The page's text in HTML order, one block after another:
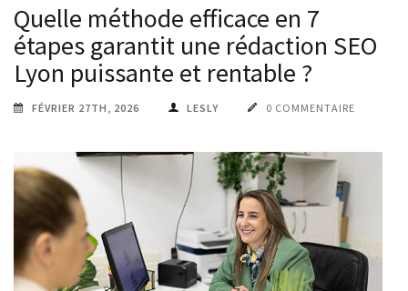
Quelle méthode efficace en 7
étapes garantit une rédaction SEO
Lyon puissante et rentable ?
FÉVRIER 27TH, 2026 LESLY 0 COMMENTAIRE